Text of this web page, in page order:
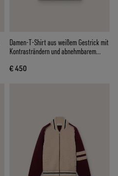
Damen-T-Shirt aus weißem Gestrick mit
Kontrasträndern und abnehmbarem
€ 450